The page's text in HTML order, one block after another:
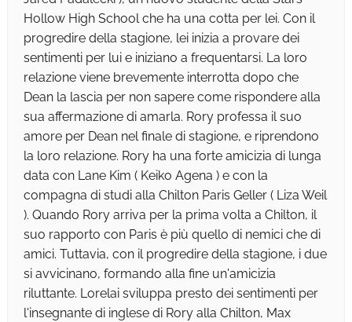
Hollow High School che ha una cotta per lei. Con il
progredire della stagione, lei inizia a provare dei
sentimenti per lui e iniziano a frequentarsi. La loro
relazione viene brevemente interrotta dopo che
Dean la lascia per non sapere come rispondere alla
sua affermazione di amarla. Rory professa il suo
amore per Dean nel finale di stagione, e riprendono
la loro relazione. Rory ha una forte amicizia di lunga
data con Lane Kim ( Keiko Agena ) e con la
compagna di studi alla Chilton Paris Geller ( Liza Weil
). Quando Rory arriva per la prima volta a Chilton, il
suo rapporto con Paris è più quello di nemici che di
amici. Tuttavia, con il progredire della stagione, i due
si avvicinano, formando alla fine un'amicizia
riluttante. Lorelai sviluppa presto dei sentimenti per
l'insegnante di inglese di Rory alla Chilton, Max